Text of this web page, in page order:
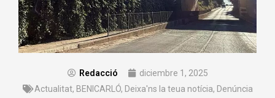
Redacció
diciembre 1, 2025
Actualitat, BENICARLÓ, Deixa'ns la teua notícia, Denúncia